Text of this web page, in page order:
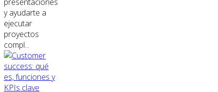
y ayudarte a
ejecutar
proyectos
compl...